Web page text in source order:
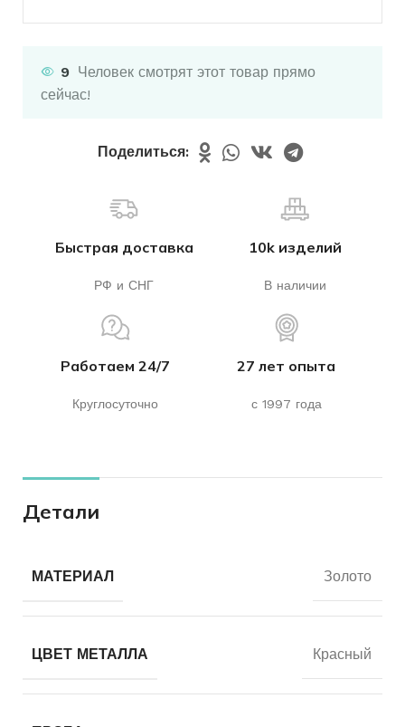
9 Человек смотрят этот товар прямо
сейчас!
Поделиться:
Быстрая доставка
РФ и СНГ
10k изделий
В наличии
Работаем 24/7
Круглосуточно
27 лет опыта
с 1997 года
Детали
МАТЕРИАЛ Золото
ЦВЕТ МЕТАЛЛА Красный